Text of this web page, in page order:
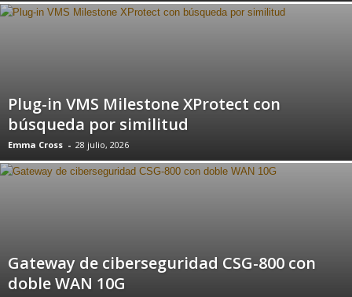
Plug-in VMS Milestone XProtect con
búsqueda por similitud
Emma Cross - 28 julio, 2026
Gateway de ciberseguridad CSG-800 con
doble WAN 10G